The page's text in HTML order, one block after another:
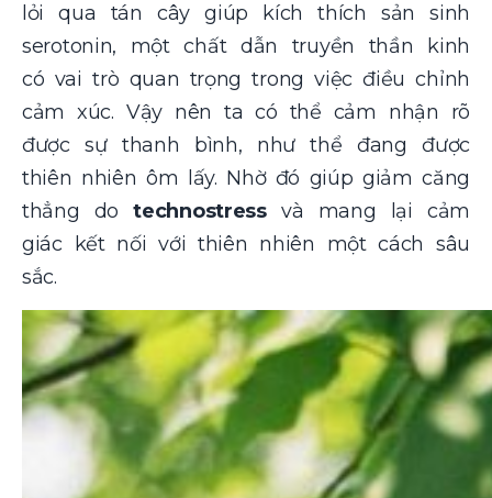
lỏi qua tán cây giúp kích thích sản sinh
serotonin, một chất dẫn truyền thần kinh
có vai trò quan trọng trong việc điều chỉnh
cảm xúc. Vậy nên ta có thể cảm nhận rõ
được sự thanh bình, như thể đang được
thiên nhiên ôm lấy. Nhờ đó giúp giảm căng
thẳng dotechnostressvà mang lại cảm
giác kết nối với thiên nhiên một cách sâu
sắc.